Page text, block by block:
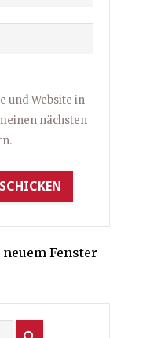
und Website in
nächsten
Fenster